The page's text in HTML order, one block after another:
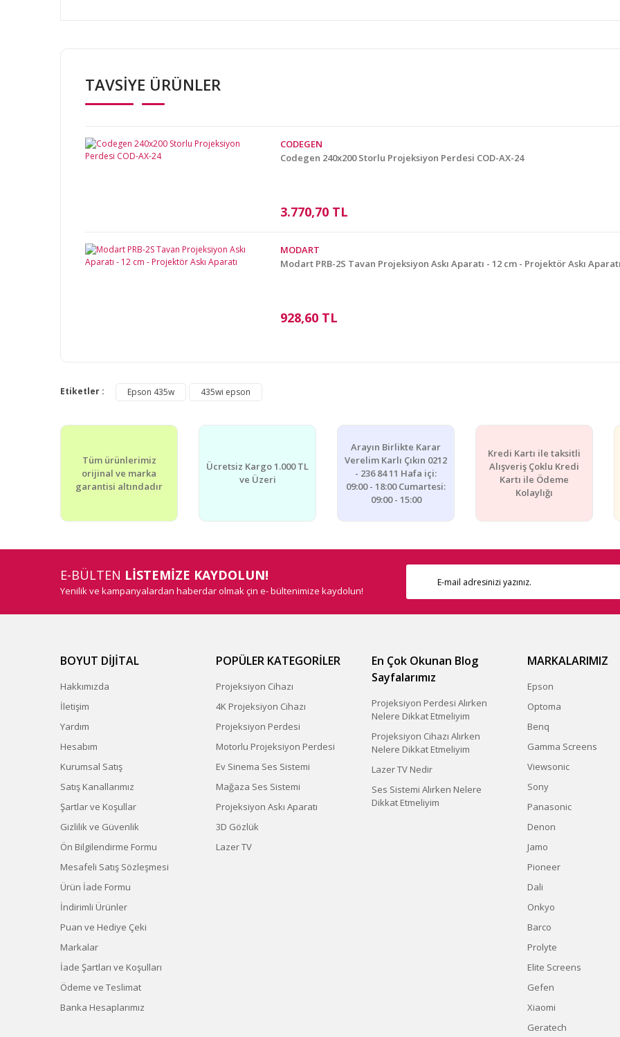
Ürün resmi kalitesiz, bozuk veya görüntülenemiyor.
Ürün açıklamasında eksik bilgiler bulunuyor.
Ürün fiyatı diğer sitelerden daha pahalı.
TAVSİYE ÜRÜNLER
CODEGEN
Codegen 240x200 Storlu Projeksiyon Perdesi COD-AX-24
3.770,70 TL
MODART
Modart PRB-2S Tavan Projeksiyon Askı Aparatı - 12 cm - Projektör Askı Aparatı
928,60 TL
Etiketler : Epson 435w 435wi epson
Tüm ürünlerimiz
orijinal ve marka
garantisi altındadır
Ücretsiz Kargo 1.000 TL
ve Üzeri
Arayın Birlikte Karar
Verelim Karlı Çıkın 0212
- 236 84 11 Hafa içi:
09:00 - 18:00 Cumartesi:
09:00 - 15:00
Kredi Kartı ile taksitli
Alışveriş Çoklu Kredi
Kartı ile Ödeme
Kolaylığı
E-BÜLTEN LİSTEMİZE KAYDOLUN!
Yenilik ve kampanyalardan haberdar olmak çin e- bültenimize kaydolun!
BOYUT DİJİTAL
Hakkımızda
İletişim
Yardım
Hesabım
Kurumsal Satış
Satış Kanallarımız
Şartlar ve Koşullar
Gizlilik ve Güvenlik
Ön Bilgilendirme Formu
Mesafeli Satış Sözleşmesi
Ürün İade Formu
İndirimli Ürünler
Puan ve Hediye Çeki
Markalar
İade Şartları ve Koşulları
Ödeme ve Teslimat
Banka Hesaplarımız
POPÜLER KATEGORİLER
Projeksiyon Cihazı
4K Projeksiyon Cihazı
Projeksiyon Perdesi
Motorlu Projeksiyon Perdesi
Ev Sinema Ses Sistemi
Mağaza Ses Sistemi
Projeksiyon Askı Aparatı
3D Gözlük
Lazer TV
En Çok Okunan Blog
Sayfalarımız
Projeksiyon Perdesi Alırken
Nelere Dikkat Etmeliyim
Projeksiyon Cihazı Alırken
Nelere Dikkat Etmeliyim
Lazer TV Nedir
Ses Sistemi Alırken Nelere
Dikkat Etmeliyim
MARKALARIMIZ
Epson
Optoma
Benq
Gamma Screens
Viewsonic
Sony
Panasonic
Denon
Jamo
Pioneer
Dali
Onkyo
Barco
Prolyte
Elite Screens
Gefen
Xiaomi
Geratech